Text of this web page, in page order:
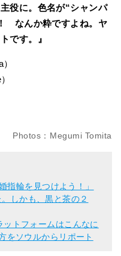
役に。色名が“シャンパ
なんか粋ですよね。ヤ
です。』
Photos：Megumi Tomita
指輪を見つけよう！」
しかも、黒と茶の２
トフォームはこんなに
をソウルからリポート